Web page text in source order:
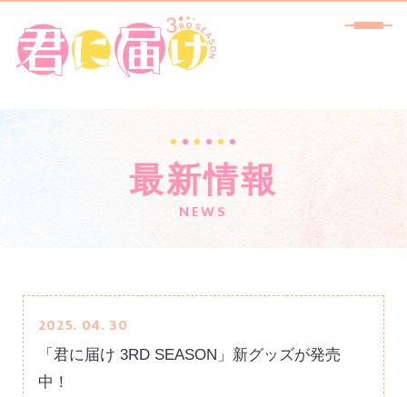
NEWS
イントロダクション
INTRODUCTION
あらすじ
SHARE
最新情報
NEWS
2025. 04. 30
「君に届け 3RD SEASON」新グッズが発売
中！